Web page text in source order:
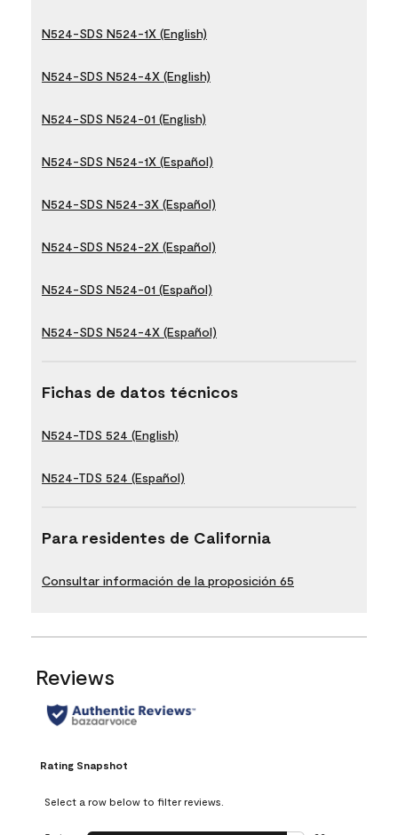
N524-SDS N524-1X (English)
N524-SDS N524-4X (English)
N524-SDS N524-01 (English)
N524-SDS N524-1X (Español)
N524-SDS N524-3X (Español)
N524-SDS N524-2X (Español)
N524-SDS N524-01 (Español)
N524-SDS N524-4X (Español)
Fichas de datos técnicos
N524-TDS 524 (English)
N524-TDS 524 (Español)
Para residentes de California
Consultar información de la proposición 65
Reviews
Rating Snapshot
Select a row below to filter reviews.